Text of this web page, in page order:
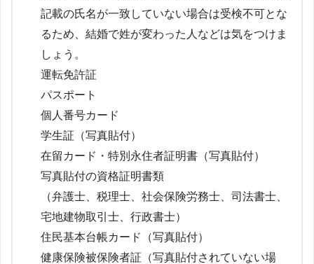
記載の氏名が一致していない場合は受検不可とな
るため、結婚で姓が変わった人などは気をつけま
しょう。
運転免許証
パスポート
個人番号カード
学生証（写真貼付）
在留カード・特別永住者証明書（写真貼付）
写真貼付の資格証明書類
（弁護士、税理士、社会保険労務士、司法書士、
宅地建物取引士、行政書士）
住民基本台帳カード（写真貼付）
健康保険被保険者証（写真貼付されていない場